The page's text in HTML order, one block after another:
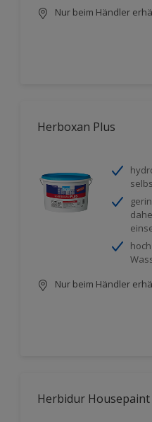
Nur beim Händler
Herboxan Plus
Nur beim Händler
Herbidur Housepaint